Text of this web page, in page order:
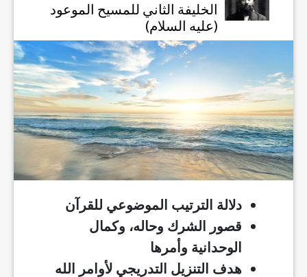
الخليفة الثاني للمسيح الموعود
(عليه السلام)
دلالة الترتيب الموضوعي للقرآن
قصور الشرك وحاله، وكمال
الوحدانية وأمرها
هدف التنزيل التدريجي لأوامر الله